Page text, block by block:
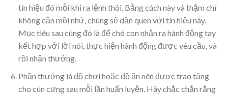
tín hiệu đó mỗi khi ra lệnh thôi. Bằng cách này và thậm chí
không cần mồi nhử, chúng sẽ dần quen với tín hiệu này.
Mục tiêu sau cùng đó là để chó con nhận ra hành động tay
kết hợp với lời nói, thực hiện hành động được yêu cầu, và
rồi nhận thưởng.
Phần thưởng là đồ chơi hoặc đồ ăn nên được trao tặng
cho cún cưng sau mỗi lần huấn luyện. Hãy chắc chắn rằng